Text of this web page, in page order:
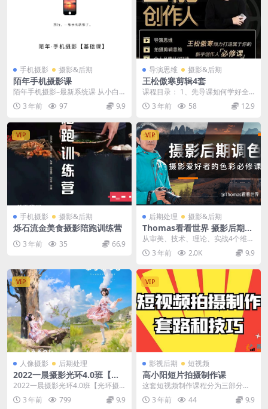
手机摄影 摄影&后期
陌年手机摄影课
陌年手机摄影–最新系统课 从小白
到摄影高手
3 年前 97 9.9
导演思维 摄影&后期
王松傲寒剪辑4套
课程目录： 1、先导课如何学好全
能创作人_[先导课]你想成为全能创
作人吗？ 2、...
3 年前 58 12.9
VIP
手机摄影 摄影&后期
烁石流金美食摄影陪跑训练营
3 年前 35 66.9
VIP
后期处理 摄影&后期
Thomas看看世界 摄影后期调
色：给摄影爱好者的色彩课 网
盘下载
从审美、技术、理论、实战4个维度
系统性讲解色彩与调色。 1先导
片：全面解读摄影后...
3 年前 2.0K 9.9
VIP
人像摄影 后期处理
2022一晨摄影光环4.0班【光
环摄影教学班】
2022一晨摄影光环4.0班【光环摄
影教学班】
3 年前 799 9.9
VIP
影视后期 短视频
高小阳短片拍摄制作课
这套短视频制作课程分为三部分：1
前期准备、2拍摄、3后期剪辑，我
们日常拍摄的内容...
3 年前 44 9.9